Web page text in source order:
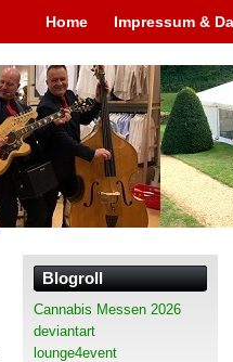
Home Impressum &
Blogroll
Cannabis Messen 2026
deviantart
lounge4event